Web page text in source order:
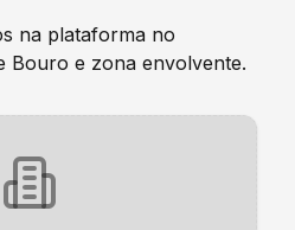
na plataforma no
Bouro e zona envolvente.